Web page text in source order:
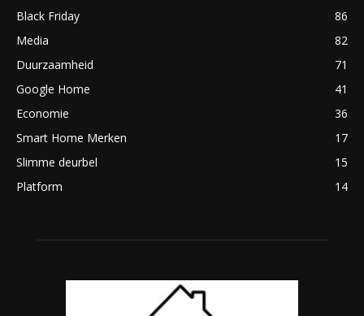
Black Friday
86
Media
82
Duurzaamheid
71
Google Home
41
Economie
36
Smart Home Merken
17
Slimme deurbel
15
Platform
14